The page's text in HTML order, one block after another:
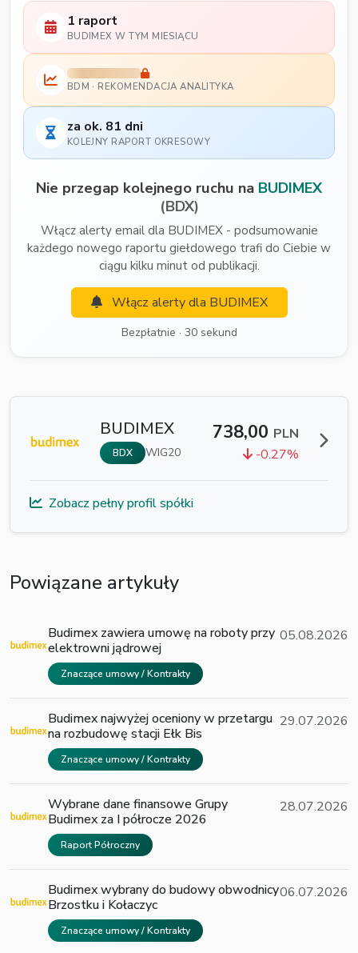
1 raport
BUDIMEX W TYM MIESIĄCU
BDM · REKOMENDACJA ANALITYKA
za ok. 81 dni
KOLEJNY RAPORT OKRESOWY
Nie przegap kolejnego ruchu na BUDIMEX
(BDX)
Włącz alerty email dla BUDIMEX - podsumowanie
każdego nowego raportu giełdowego trafi do Ciebie w
ciągu kilku minut od publikacji.
Włącz alerty dla BUDIMEX
Bezpłatnie · 30 sekund
BUDIMEX
BDX WIG20
738,00 PLN
-0.27%
Zobacz pełny profil spółki
Powiązane artykuły
Budimex zawiera umowę na roboty przy
elektrowni jądrowej
Znaczące umowy / Kontrakty
05.08.2026
Budimex najwyżej oceniony w przetargu
na rozbudowę stacji Ełk Bis
Znaczące umowy / Kontrakty
29.07.2026
Wybrane dane finansowe Grupy
Budimex za I półrocze 2026
Raport Półroczny
28.07.2026
Budimex wybrany do budowy obwodnicy
Brzostku i Kołaczyc
Znaczące umowy / Kontrakty
06.07.2026